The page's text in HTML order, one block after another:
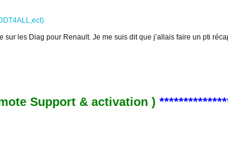
les Diag pour Renault. Je me suis dit que j’allais faire un pti
Support & activation )